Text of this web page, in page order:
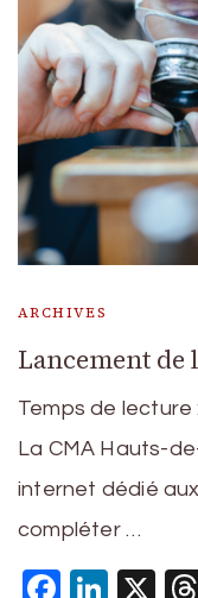
ARCHIVES
Lancement de
Temps de lecture :
La CMA Hauts-
internet dédié
compléter …
X